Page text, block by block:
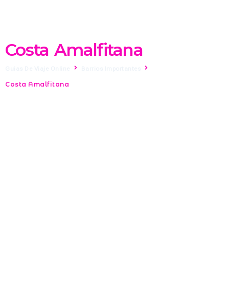
Costa Amalfitana
Costa Amalfitana